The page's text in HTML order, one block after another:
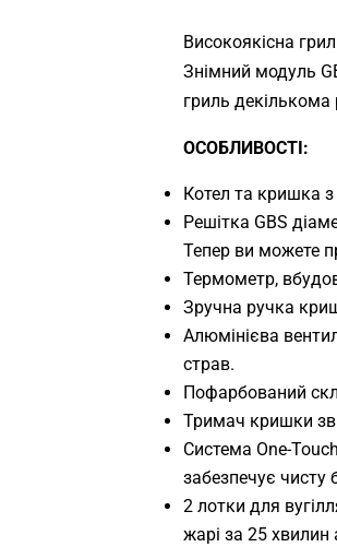
Високоякісна
Знімний модуль
гриль
ОСОБЛИВОСТІ:
Котел та кришка з
Решітка GBS
Тепер ви можете
Термометр,
Зручна ручка
Алюмінієва
страв.
Пофарбований
Тримач кришки
Система One-
забезпечує чисту
2 лотки для
жарі за 25 хвилин